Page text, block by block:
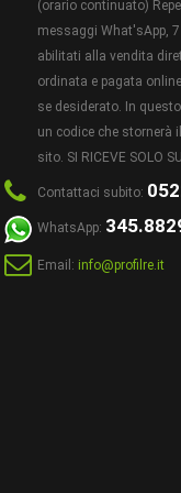
ALTRE
(orario continuato)
messaggi What'sApp,
abilitati alla vendita
ordinata e pagata
se desiderato. In
un codice che stornerà
sito. SI RICEVE SOLO
Contattaci subito:
WhatsApp:
Email: info@profilre.it